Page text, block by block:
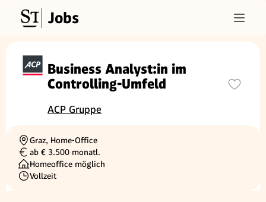
Jobs
Business Analyst:in im
Controlling-Umfeld
ACP Gruppe
Ortschaft
Graz, Home-Office
Gehalt
ab € 3.500 monatl.
Homeoffice möglich
Beschäftigungsart
Vollzeit